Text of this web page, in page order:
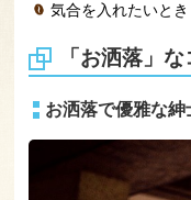
気合を入れたいとき
「お洒落」
お洒落で優雅な